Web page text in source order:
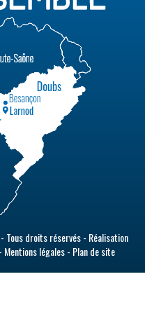
droits réservés - Réalisation
- Mentions légales- Plan de site